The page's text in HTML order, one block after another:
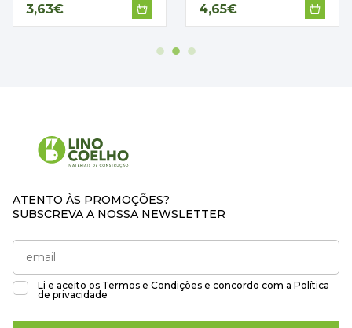
3,63€ 4,65€
ATENTO ÀS PROMOÇÕES?
SUBSCREVA A NOSSA NEWSLETTER
Li e aceito os Termos e Condições e concordo com a Política
de privacidade